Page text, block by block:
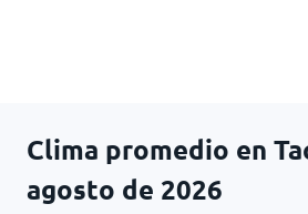
Clima promedio en
agosto de 2026